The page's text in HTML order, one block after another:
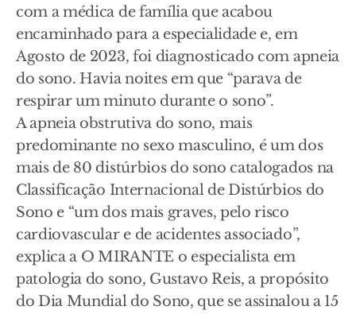
com a médica de família que acabou
encaminhado para a especialidade e, em
Agosto de 2023, foi diagnosticado com apneia
do sono. Havia noites em que “parava de
respirar um minuto durante o sono”.
A apneia obstrutiva do sono, mais
predominante no sexo masculino, é um dos
mais de 80 distúrbios do sono catalogados na
Classificação Internacional de Distúrbios do
Sono e “um dos mais graves, pelo risco
cardiovascular e de acidentes associado”,
explica a O MIRANTE o especialista em
patologia do sono, Gustavo Reis, a propósito
do Dia Mundial do Sono, que se assinalou a 15